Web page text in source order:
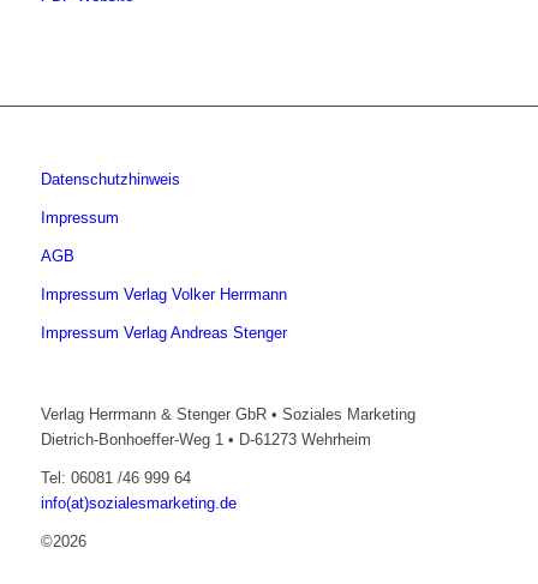
Datenschutzhinweis
Impressum
AGB
Impressum Verlag Volker Herrmann
Impressum Verlag Andreas Stenger
Verlag Herrmann & Stenger GbR • Soziales Marketing
Dietrich-Bonhoeffer-Weg 1 • D-61273 Wehrheim
Tel: 06081 /46 999 64
info(at)sozialesmarketing.de
©2026